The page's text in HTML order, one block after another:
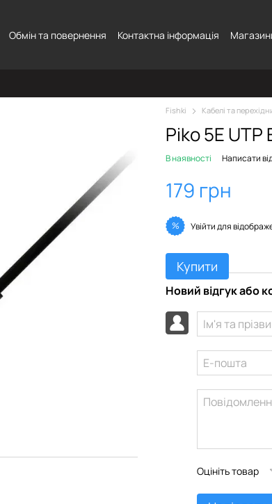
Обмін та повернення Контактна інформація
Fishki Кабелі та
Piko 5E
В наявності Написати
179 грн
% Увійтидля
Купити
Новий відгук або
Оцініть товар